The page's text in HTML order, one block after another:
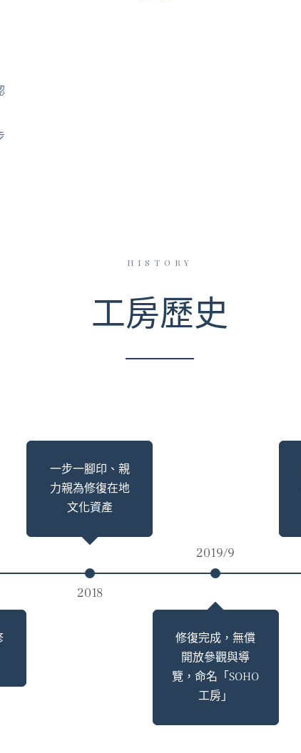
HISTORY
工房歷史
一步一腳印、親
力親為修復在地
文化資產
2019/9
2018
修復完成，無償
開放參觀與導
覽，命名「SOHO
工房」